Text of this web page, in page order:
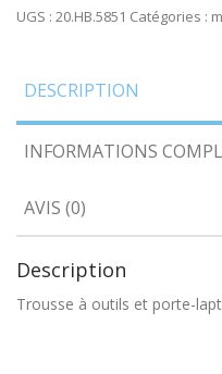
UGS : 20.HB.5851 Catégories :
DESCRIPTION
INFORMATIONS
AVIS (0)
Description
Trousse à outils et porte-